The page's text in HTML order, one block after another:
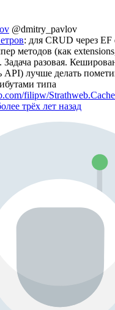
@dmitry_pavlov
: для CRUD через
методов (как
Задача разовая.
API) лучше делать
типа
filipw/
трёх лет назад